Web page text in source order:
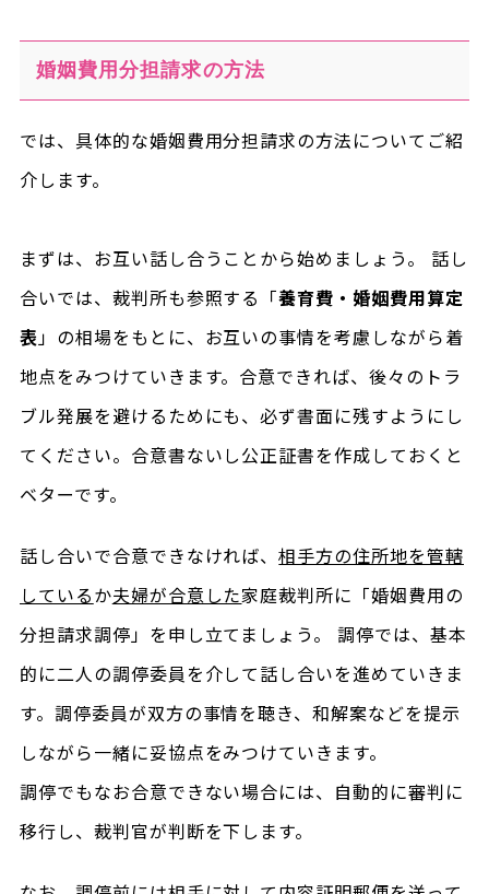
婚姻費用分担請求の方法
では、具体的な婚姻費用分担請求の方法についてご紹
介します。
まずは、お互い話し合うことから始めましょう。 話し
合いでは、裁判所も参照する「養育費・婚姻費用算定
表」の相場をもとに、お互いの事情を考慮しながら着
地点をみつけていきます。合意できれば、後々のトラ
ブル発展を避けるためにも、必ず書面に残すようにし
てください。合意書ないし公正証書を作成しておくと
ベターです。
話し合いで合意できなければ、相手方の住所地を管轄
しているか夫婦が合意した家庭裁判所に「婚姻費用の
分担請求調停」を申し立てましょう。 調停では、基本
的に二人の調停委員を介して話し合いを進めていきま
す。調停委員が双方の事情を聴き、和解案などを提示
しながら一緒に妥協点をみつけていきます。
調停でもなお合意できない場合には、自動的に審判に
移行し、裁判官が判断を下します。